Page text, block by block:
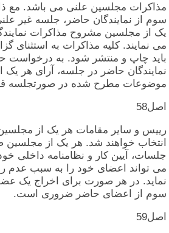
مذاکرات‏ مجلسین‏ علنی‏ می‏ باشد. مع
سوم‏ از نمایندگان‏ حاضر، جلسه‏ غیر
یک‏ از مجلسین‏ مشروح‏ مذاکرات‏
می‏ نمایند. کلیه‏ مذاکرات‏ به‏ استثنای‏
باید چاپ‏ و منتشر شود. به‏ درخواست‏
نمایندگان‏ حاضر در جلسه‏، آرای‏ هر
موضوعات‏ مطرح‏ شده‏ در صورتجلسه‏
اصل‏58
رییس‏ و سایر مقامات‏ هر یک‏ از
انتخاب‏ خواهند شد. هر یک‏ از مجلسین‏
جلسات‏، آیین‏ کار و نظامنامه‏ داخلی‏
می‏ تواند اعضای‏ خود را به‏ سبب‏ عدم‏
نماید. در هر صورت‏ برای‏ اخراج‏ یک‏
سوم‏ از اعضای‏ حاضر ضروری‏ است‏.
اصل‏59